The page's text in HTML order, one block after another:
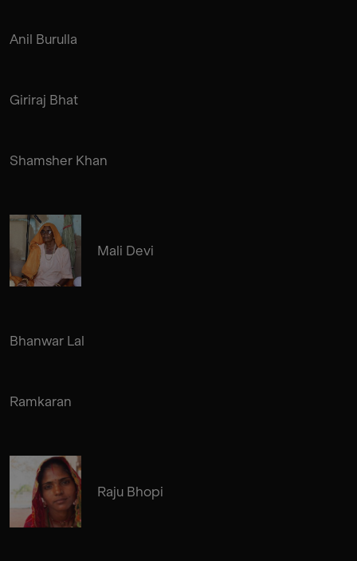
Anil Burulla
Giriraj Bhat
Shamsher Khan
Mali Devi
Bhanwar Lal
Ramkaran
Raju Bhopi